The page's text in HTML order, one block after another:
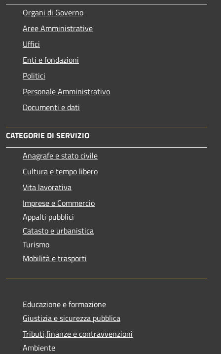
Organi di Governo
Aree Amministrative
Uffici
Enti e fondazioni
Politici
Personale Amministrativo
Documenti e dati
CATEGORIE DI SERVIZIO
Anagrafe e stato civile
Cultura e tempo libero
Vita lavorativa
Imprese e Commercio
Appalti pubblici
Catasto e urbanistica
Turismo
Mobilità e trasporti
Educazione e formazione
Giustizia e sicurezza pubblica
Tributi,finanze e contravvenzioni
Ambiente